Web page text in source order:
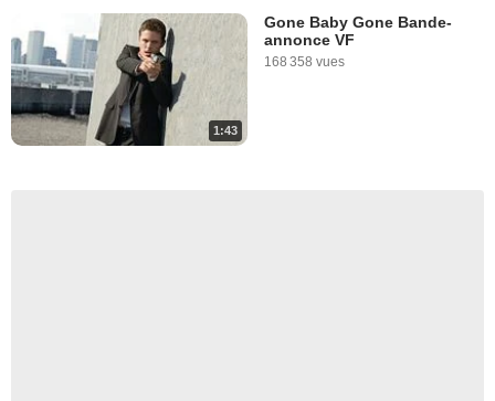
1:43
Gone Baby Gone Bande-
annonce VF
168 358 vues